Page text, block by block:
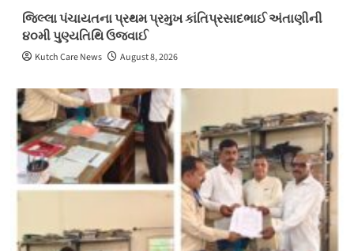
જિલ્લા પંચાયતના પ્રથમ પ્રમુખ કાંતિપ્રસાદભાઈ અંતાણીની
૪૦મી પુણ્યતિથિ ઉજવાઈ
Kutch Care News August 8, 2026